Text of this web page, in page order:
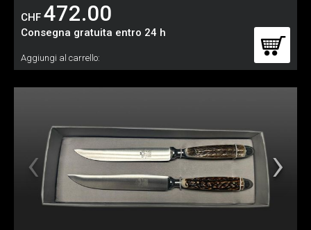
CHF 472.00
Consegna gratuita entro 24 h
Aggiungi al carrello: